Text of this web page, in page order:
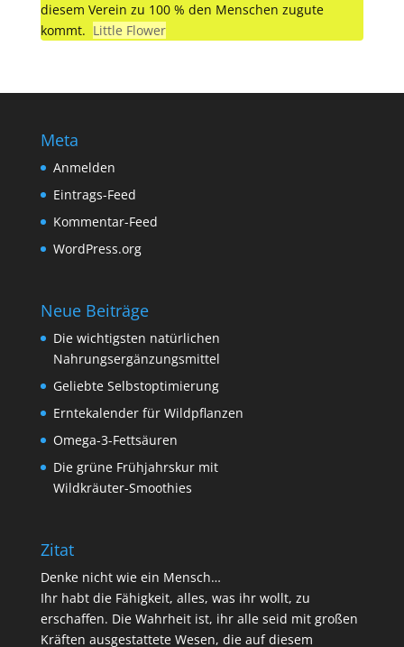
diesem Verein zu 100 % den Menschen zugute
kommt. Little Flower
Meta
Anmelden
Eintrags-Feed
Kommentar-Feed
WordPress.org
Neue Beiträge
Die wichtigsten natürlichen
Nahrungsergänzungsmittel
Geliebte Selbstoptimierung
Erntekalender für Wildpflanzen
Omega-3-Fettsäuren
Die grüne Frühjahrskur mit
Wildkräuter-Smoothies
Zitat
Denke nicht wie ein Mensch…
Ihr habt die Fähigkeit, alles, was ihr wollt, zu
erschaffen. Die Wahrheit ist, ihr alle seid mit großen
Kräften ausgestattete Wesen, die auf diesem